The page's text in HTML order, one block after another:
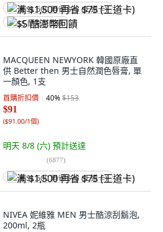
满 $1,500 再省 $75 (王道卡)
$5 酷澎幣回饋
MACQUEEN NEWYORK 韓國原廠直
供 Better then 男士自然潤色唇膏, 單
一顏色, 1支
首購折扣價 40%$153
$91
($91.00/1個)
明天 8/8 (六) 預計送達
(6877)
满 $1,500 再省 $75 (王道卡)
NIVEA 妮維雅 MEN 男士酷涼刮鬍泡,
200ml, 2瓶